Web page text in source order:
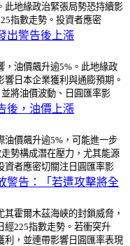
此地緣政治緊張局勢恐持續影
指數走勢。投資者應密
出警告後上漲
，油價飆升逾5%。此地緣政
日本企業獲利與通膨預期。
將油價波動、日圓匯率影
後，油價上漲
油價飆升逾5%，可能進一步
勢構成潛在壓力，尤其能源
資者應密切關注日圓匯率影
警告：「若遭攻擊將全
霍爾木茲海峽的封鎖威脅，
經225指數走勢。若衝突升
利，並連帶影響日圓匯率表現